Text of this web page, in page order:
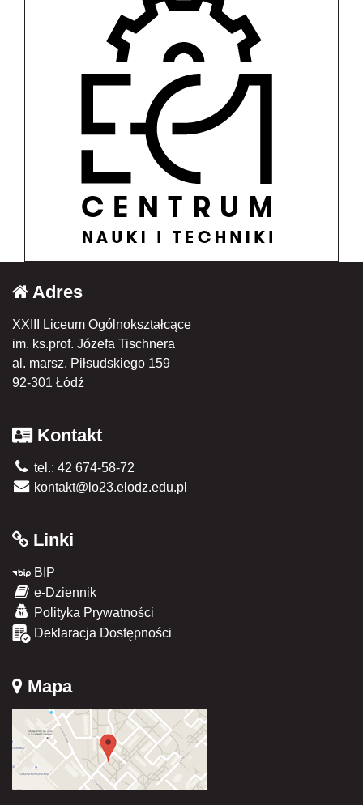
Adres
XXIII Liceum Ogólnokształcące
im. ks.prof. Józefa Tischnera
al. marsz. Piłsudskiego 159
92-301 Łódź
Kontakt
tel.: 42 674-58-72
kontakt@lo23.elodz.edu.pl
Linki
BIP
e-Dziennik
Polityka Prywatności
Deklaracja Dostępności
Mapa